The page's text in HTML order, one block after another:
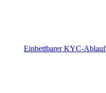
Einbettbarer KYC-Ablauf